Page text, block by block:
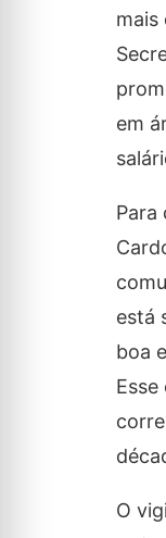
mais
em
Para
está
boa
O